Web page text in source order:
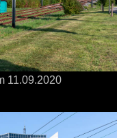
11.09.2020